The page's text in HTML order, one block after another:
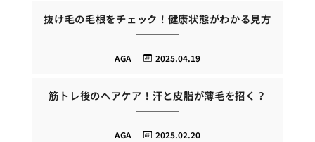
抜け毛の毛根をチェック！健康状態がわかる見方
2025.04.19
AGA
筋トレ後のヘアケア！汗と皮脂が薄毛を招く？
2025.02.20
AGA